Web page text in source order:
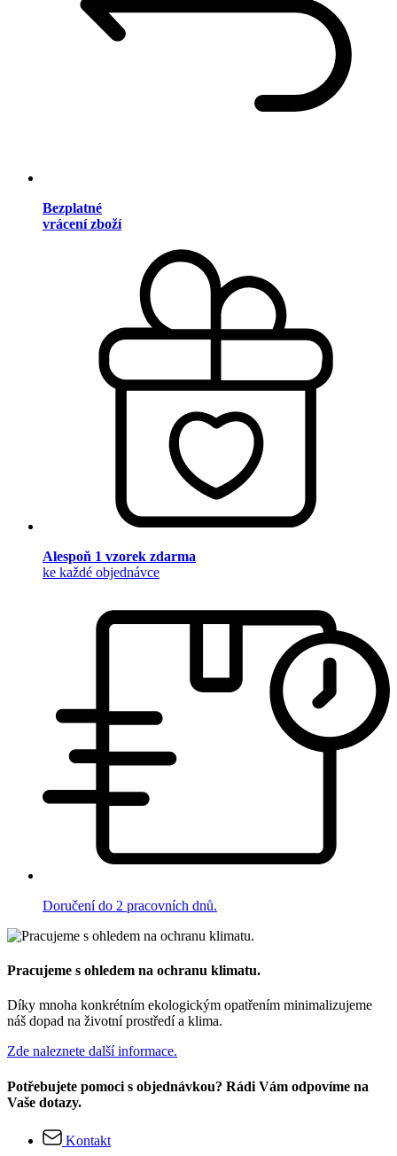
Bezplatné
vrácení zboží
Alespoň 1 vzorek zdarma
ke každé objednávce
Doručení do 2 pracovních dnů.
Pracujeme s ohledem na ochranu klimatu.
Díky mnoha konkrétním ekologickým opatřením minimalizujeme
náš dopad na životní prostředí a klima.
Zde naleznete další informace.
Potřebujete pomoci s objednávkou? Rádi Vám odpovíme na
Vaše dotazy.
Kontakt